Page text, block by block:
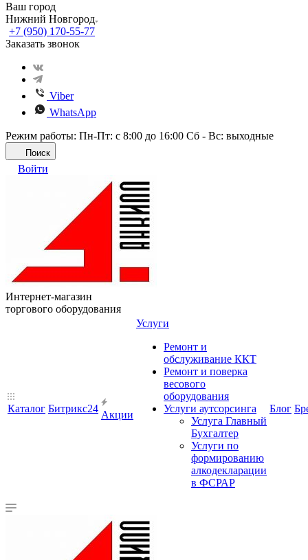
Ваш город
Нижний Новгород
+7 (950) 170-55-77
Заказать звонок
Viber
WhatsApp
Режим работы: Пн-Пт: с 8:00 до 16:00 Сб - Вс: выходные
Поиск
Войти
Интернет-магазин
торгового оборудования
Каталог Битрикс24
Акции
Услуги
Ремонт и
обслуживание ККТ
Ремонт и поверка
весового
оборудования
Услуги аутсорсинга
Услуга Главный
Бухгалтер
Услуги по
формированию
алкодекларации
в ФСРАР
Блог